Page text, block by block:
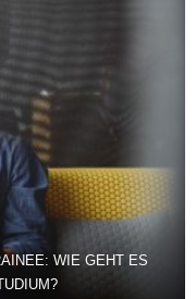
WIE GEHT ES